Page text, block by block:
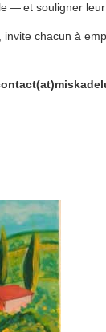
— et souligner
chacun à